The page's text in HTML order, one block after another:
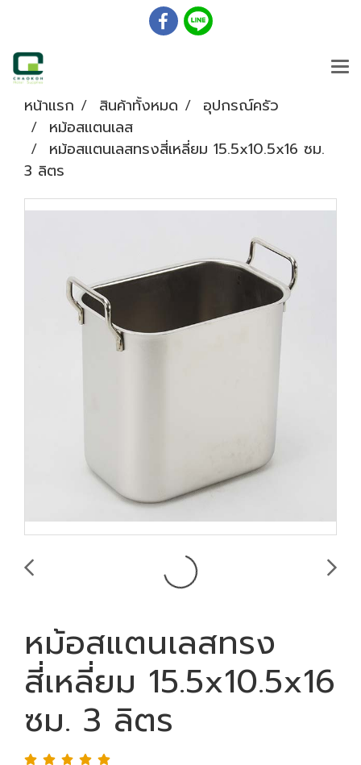
หน้าแรก สินค้าทั้งหมด
อุปกรณ์ครัว
หม้อสแตนเลส
หม้อสแตนเลสทรงสี่เหลี่ยม 15.5x10.5x16 ซม.
3 ลิตร
หม้อสแตนเลสทรง
สี่เหลี่ยม 15.5x10.5x16
ซม. 3 ลิตร